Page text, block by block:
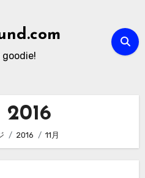
2016
2016 11月